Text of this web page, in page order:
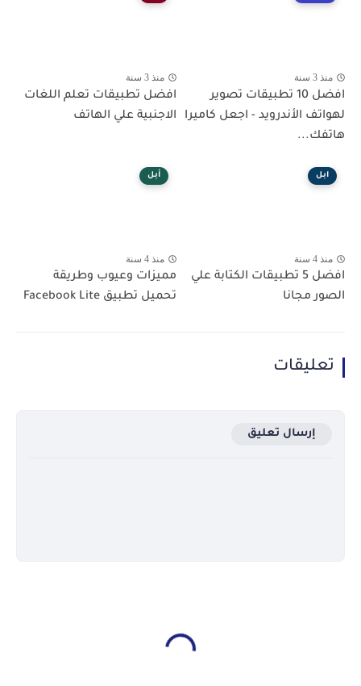
منذ 3 سنة
افضل 10 تطبيقات تصوير
لهواتف الأندرويد - اجعل كاميرا
هاتفك...
منذ 3 سنة
افضل تطبيقات تعلم اللغات
الاجنبية علي الهاتف
ابل
منذ 4 سنة
افضل 5 تطبيقات الكتابة علي
الصور مجانا
أبل
منذ 4 سنة
مميزات وعيوب وطريقة
تحميل تطبيق Facebook Lite
تعليقات
إرسال تعليق